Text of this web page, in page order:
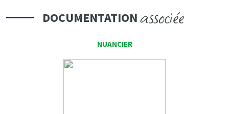
DOCUMENTATIONassociée
NUANCIER